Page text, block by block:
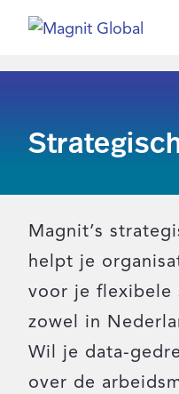
Oplossingen
Diensten
Bronnen
Organisatie
Inloggen
Magnit’s
helpt je
voor je flexibele
zowel in
Wil je data-
over de